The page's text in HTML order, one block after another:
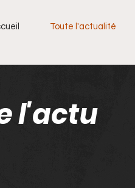
Toute l'actualité
l'actu